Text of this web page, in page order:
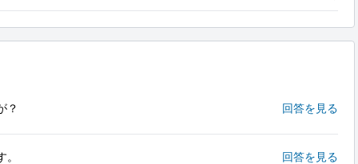
？ 回答を見る
回答を見る